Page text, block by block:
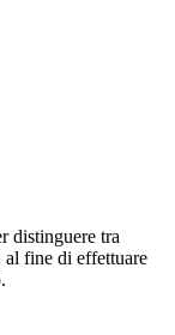
distinguere tra
al fine di effettuare